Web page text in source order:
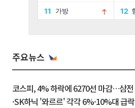
주요뉴스
코스피, 4% 하락에 6270선 마감…삼전
·SK하닉 '와르르' 각각 6%·10%대 급락